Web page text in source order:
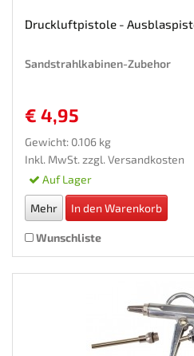
Druckluftpistole -
Sandstrahlkabinen-Zubehor
€ 4,95
Gewicht: 0.106 kg
Inkl. MwSt. zzgl. Versandkosten
Auf Lager
Mehr In den Warenkorb
Wunschliste